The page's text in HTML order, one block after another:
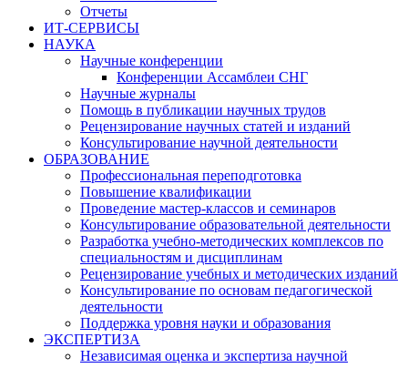
Отчеты
ИТ-СЕРВИСЫ
НАУКА
Научные конференции
Конференции Ассамблеи СНГ
Научные журналы
Помощь в публикации научных трудов
Рецензирование научных статей и изданий
Консультирование научной деятельности
ОБРАЗОВАНИЕ
Профессиональная переподготовка
Повышение квалификации
Проведение мастер-классов и семинаров
Консультирование образовательной деятельности
Разработка учебно-методических комплексов по
специальностям и дисциплинам
Рецензирование учебных и методических изданий
Консультирование по основам педагогической
деятельности
Поддержка уровня науки и образования
ЭКСПЕРТИЗА
Независимая оценка и экспертиза научной